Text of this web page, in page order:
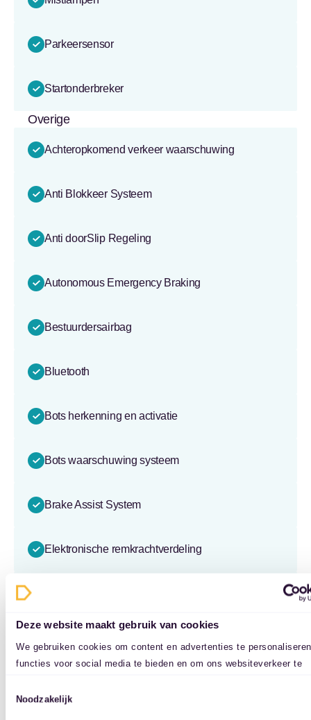
Deze website maakt gebruik van cookies
We gebruiken cookies om content en advertenties te
functies voor social media te bieden en om ons websiteverkeer te
onze partners voor social media, adverteren en analyse. Deze
Toestemmingsselectie
Noodzakelijk
Parkeersensor
Startonderbreker
Overige
Achteropkomend verkeer waarschuwing
Anti Blokkeer Systeem
Anti doorSlip Regeling
Autonomous Emergency Braking
Bestuurdersairbag
Bluetooth
Bots herkenning en activatie
Bots waarschuwing systeem
Brake Assist System
Elektronische remkrachtverdeling